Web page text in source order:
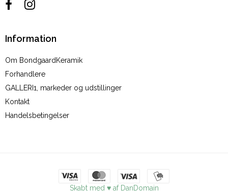
Information
Om BondgaardKeramik
Forhandlere
GALLERI1, markeder og udstillinger
Kontakt
Handelsbetingelser
Skabt med ♥ af DanDomain